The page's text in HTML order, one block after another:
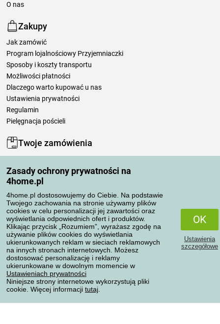
Zasady ochrony prywatności na
4home.pl
4home.pl dostosowujemy do Ciebie. Na podstawie
Twojego zachowania na stronie używamy plików
cookies w celu personalizacji jej zawartości oraz
wyświetlania odpowiednich ofert i produktów.
Klikając przycisk „Rozumiem”, wyrażasz zgodę na
używanie plików cookies do wyświetlania
ukierunkowanych reklam w sieciach reklamowych
na innych stronach internetowych. Możesz
dostosować personalizację i reklamy
ukierunkowane w dowolnym momencie w
Ustawieniach prywatności
Niniejsze strony internetowe wykorzystują pliki
cookie. Więcej informacji tutaj
OK
Ustawienia
szczegółowe
O nas
Zakupy
Jak zamówić
Program lojalnościowy Przyjemniaczki
Sposoby i koszty transportu
Możliwości płatności
Dlaczego warto kupować u nas
Ustawienia prywatności
Regulamin
Pielęgnacja pościeli
Twoje zamówienia
Moje zamówienia
Reklamacje
Odstąpienie od umowy
Zasady przetwarzania recenzji
Sposoby transportu
Metody płatności